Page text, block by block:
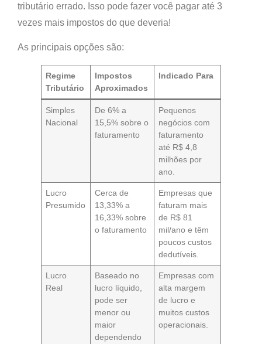
tributário errado. Isso pode fazer você pagar até 3
vezes mais impostos do que deveria!
As principais opções são:
Regime
Tributário
Impostos
Aproximados
Indicado Para
Simples
Nacional
De 6% a
15,5% sobre o
faturamento
Pequenos
negócios com
faturamento
até R$ 4,8
milhões por
ano.
Lucro
Presumido
Cerca de
13,33% a
16,33% sobre
o faturamento
Empresas que
faturam mais
de R$ 81
mil/ano e têm
poucos custos
dedutíveis.
Lucro
Real
Baseado no
lucro líquido,
pode ser
menor ou
maior
dependendo
Empresas com
alta margem
de lucro e
muitos custos
operacionais.